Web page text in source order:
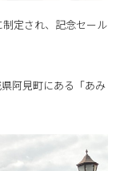
定され、記念セール
阿見町にある「あみ